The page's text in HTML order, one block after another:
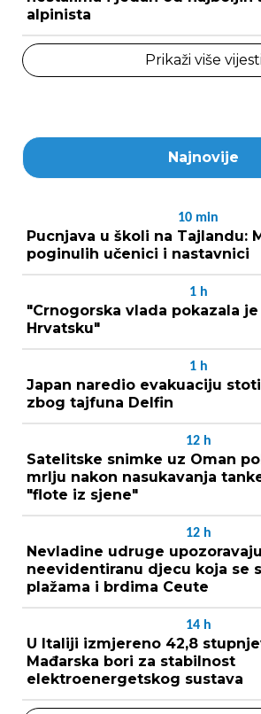
alpinista
Prikaži više vijesti
Najnovije
10 min
Pucnjava u školi na Tajlandu:
poginulih učenici i nastavnici
1 h
"Crnogorska vlada pokazala
Hrvatsku"
1 h
Japan naredio evakuaciju
zbog tajfuna Delfin
12 h
Satelitske snimke uz Oman
mrlju nakon nasukavanja
"flote iz sjene"
12 h
Nevladine udruge
neevidentiranu djecu koja se
plažama i brdima Ceute
14 h
U Italiji izmjereno 42,8
Mađarska bori za stabilnost
elektroenergetskog sustava